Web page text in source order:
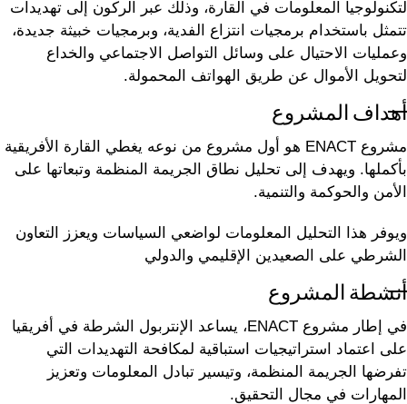
لتكنولوجيا المعلومات في القارة، وذلك عبر الركون إلى تهديدات
تتمثل باستخدام برمجيات انتزاع الفدية، وبرمجيات خبيثة جديدة،
وعمليات الاحتيال على وسائل التواصل الاجتماعي والخداع
لتحويل الأموال عن طريق الهواتف المحمولة.
أهداف المشروع
مشروع ENACT هو أول مشروع من نوعه يغطي القارة الأفريقية
بأكملها. ويهدف إلى تحليل نطاق الجريمة المنظمة وتبعاتها على
الأمن والحوكمة والتنمية.
ويوفر هذا التحليل المعلومات لواضعي السياسات ويعزز التعاون
الشرطي على الصعيدين الإقليمي والدولي
أنشطة المشروع
في إطار مشروع ENACT، يساعد الإنتربول الشرطة في أفريقيا
على اعتماد استراتيجيات استباقية لمكافحة التهديدات التي
تفرضها الجريمة المنظمة، وتيسير تبادل المعلومات وتعزيز
المهارات في مجال التحقيق.